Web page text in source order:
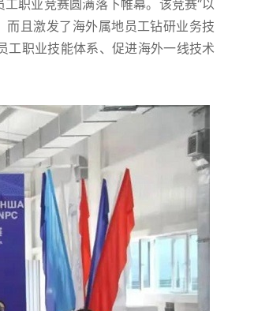
职业竞赛圆满落下帷幕。该竞赛“以
且激发了海外属地员工钻研业务技
工职业技能体系、促进海外一线技术